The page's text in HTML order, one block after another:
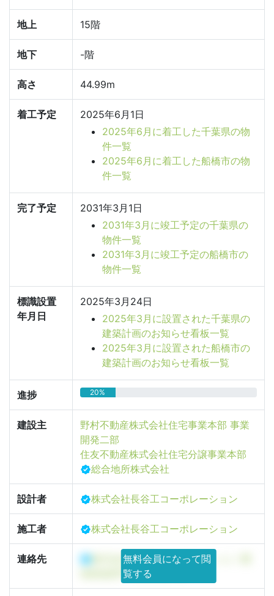
地上 15階
地下 -階
高さ 44.99m
着工予定
2025年6月1日
2025年6月に着工した千葉県の物
件一覧
2025年6月に着工した船橋市の物
件一覧
完了予定
2031年3月1日
2031年3月に竣工予定の千葉県の
物件一覧
2031年3月に竣工予定の船橋市の
物件一覧
標識設置
年月日
2025年3月24日
2025年3月に設置された千葉県の
建築計画のお知らせ看板一覧
2025年3月に設置された船橋市の
建築計画のお知らせ看板一覧
進捗 20%
建設主
野村不動産株式会社住宅事業本部 事業
開発二部
住友不動産株式会社住宅分譲事業本部
総合地所株式会社
設計者 株式会社長谷工コーポレーション
施工者 株式会社長谷工コーポレーション
連絡先
株式会社長谷工コーポレーション 開
発推進部門 開発推進2部
無料会員になって閲
覧する